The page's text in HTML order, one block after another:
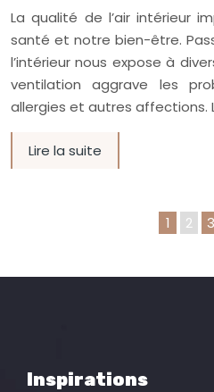
La qualité de l’air intérieur
santé et notre bien-être.
l’intérieur nous expose à
ventilation aggrave les
allergies et autres affections.
Lire la suite
1 2 3
Inspirations